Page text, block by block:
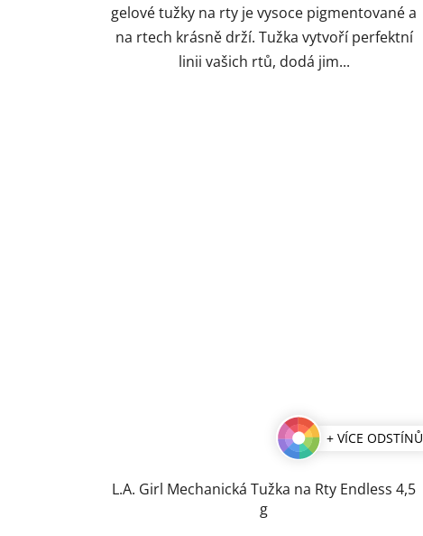
gelové tužky na rty je vysoce pigmentované a
na rtech krásně drží. Tužka vytvoří perfektní
linii vašich rtů, dodá jim...
+ VÍCE ODSTÍNŮ
L.A. Girl Mechanická Tužka na Rty Endless 4,5
g